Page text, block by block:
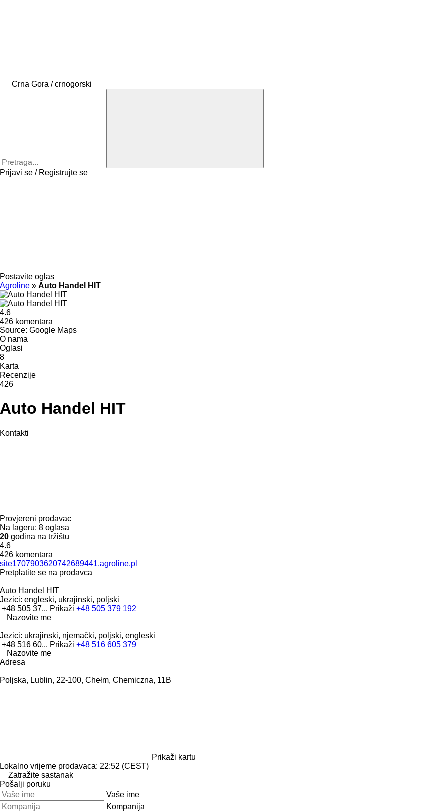
Crna Gora / crnogorski
Prijavi se / Registrujte se
Postavite oglas
Agroline » Auto Handel HIT
4.6
426 komentara
Source: Google Maps
O nama
Oglasi
8
Karta
Recenzije
426
Auto Handel HIT
Kontakti
Provjereni prodavac
Na lageru: 8 oglasa
20 godina na tržištu
4.6
426 komentara
site1707903620742689441.agroline.pl
Pretplatite se na prodavca
Auto Handel HIT
Jezici: engleski, ukrajinski, poljski
+48 505 37... Prikaži +48 505 379 192
Nazovite me
Jezici: ukrajinski, njemački, poljski, engleski
+48 516 60... Prikaži +48 516 605 379
Nazovite me
Adresa
Poljska, Lublin, 22-100, Chełm, Chemiczna, 11B
Prikaži kartu
Lokalno vrijeme prodavaca: 22:52 (CEST)
Zatražite sastanak
Pošalji poruku
Vaše ime
Kompanija